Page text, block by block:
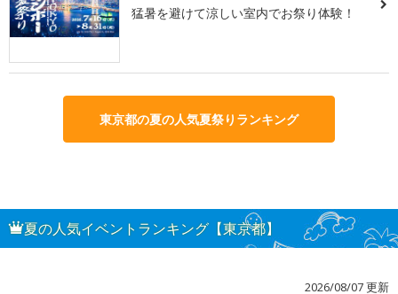
猛暑を避けて涼しい室内でお祭り体験！
東京都の夏の人気夏祭りランキング
夏の人気イベントランキング【東京都】
2026/08/07 更新